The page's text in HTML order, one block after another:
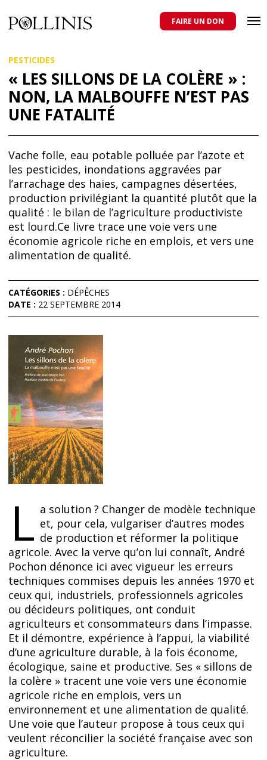
au
contenu
principal
domestiques et sauvages, et pour une agriculture qui respecte tous
les pollinisateurs
FAIRE UN DON
PESTICIDES
« LES SILLONS DE LA COLÈRE » :
NON, LA MALBOUFFE N’EST PAS
UNE FATALITÉ
Vache folle, eau potable polluée par l’azote et
les pesticides, inondations aggravées par
l’arrachage des haies, campagnes désertées,
production privilégiant la quantité plutôt que la
qualité : le bilan de l’agriculture productiviste
est lourd.Ce livre trace une voie vers une
économie agricole riche en emplois, et vers une
alimentation de qualité.
CATÉGORIES : DÉPÊCHES
DATE : 22 SEPTEMBRE 2014
L a solution ? Changer de modèle technique
et, pour cela, vulgariser d’autres modes
de production et réformer la politique
agricole. Avec la verve qu’on lui connaît, André
Pochon dénonce ici avec vigueur les erreurs
techniques commises depuis les années 1970 et
ceux qui, industriels, professionnels agricoles
ou décideurs politiques, ont conduit
agriculteurs et consommateurs dans l’impasse.
Et il démontre, expérience à l’appui, la viabilité
d’une agriculture durable, à la fois économe,
écologique, saine et productive. Ses « sillons de
la colère » tracent une voie vers une économie
agricole riche en emplois, vers un
environnement et une alimentation de qualité.
Une voie que l’auteur propose à tous ceux qui
veulent réconcilier la société française avec son
agriculture.